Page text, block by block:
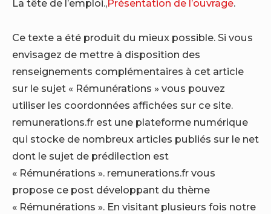
La tête de l’emploi.,Présentation de l’ouvrage.
Ce texte a été produit du mieux possible. Si vous
envisagez de mettre à disposition des
renseignements complémentaires à cet article
sur le sujet « Rémunérations » vous pouvez
utiliser les coordonnées affichées sur ce site.
remunerations.fr est une plateforme numérique
qui stocke de nombreux articles publiés sur le net
dont le sujet de prédilection est
« Rémunérations ». remunerations.fr vous
propose ce post développant du thème
« Rémunérations ». En visitant plusieurs fois notre